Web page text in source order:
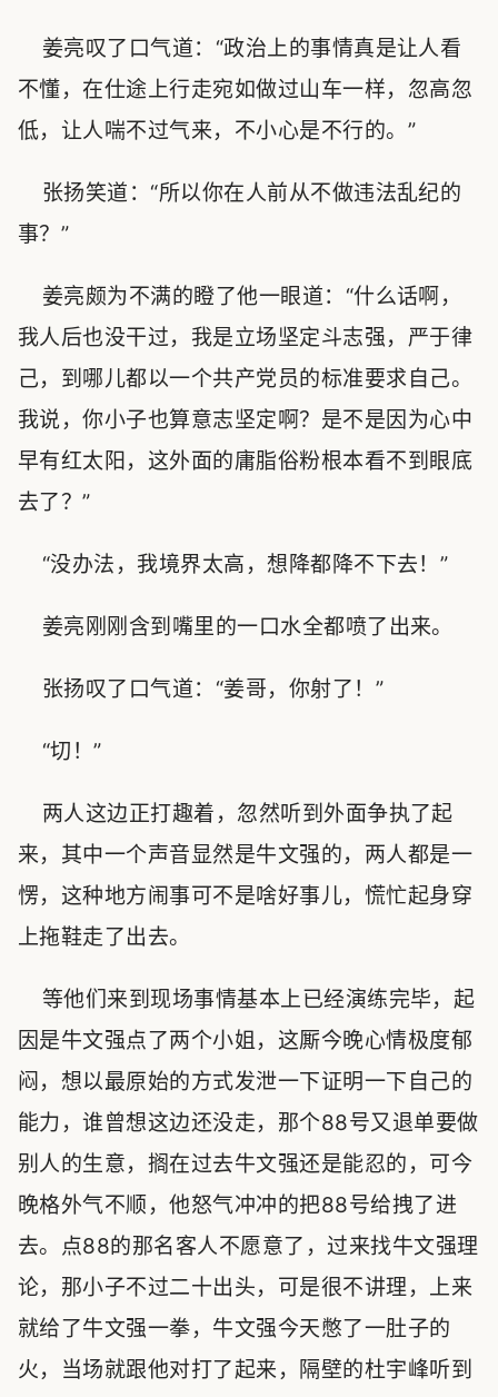
姜亮叹了口气道：“政治上的事情真是让人看
不懂，在仕途上行走宛如做过山车一样，忽高忽
低，让人喘不过气来，不小心是不行的。”
张扬笑道：“所以你在人前从不做违法乱纪的
事？”
姜亮颇为不满的瞪了他一眼道：“什么话啊，
我人后也没干过，我是立场坚定斗志强，严于律
己，到哪儿都以一个共产党员的标准要求自己。
我说，你小子也算意志坚定啊？是不是因为心中
早有红太阳，这外面的庸脂俗粉根本看不到眼底
去了？”
“没办法，我境界太高，想降都降不下去！”
姜亮刚刚含到嘴里的一口水全都喷了出来。
张扬叹了口气道：“姜哥，你射了！”
“切！”
两人这边正打趣着，忽然听到外面争执了起
来，其中一个声音显然是牛文强的，两人都是一
愣，这种地方闹事可不是啥好事儿，慌忙起身穿
上拖鞋走了出去。
等他们来到现场事情基本上已经演练完毕，起
因是牛文强点了两个小姐，这厮今晚心情极度郁
闷，想以最原始的方式发泄一下证明一下自己的
能力，谁曾想这边还没走，那个88号又退单要做
别人的生意，搁在过去牛文强还是能忍的，可今
晚格外气不顺，他怒气冲冲的把88号给拽了进
去。点88的那名客人不愿意了，过来找牛文强理
论，那小子不过二十出头，可是很不讲理，上来
就给了牛文强一拳，牛文强今天憋了一肚子的
火，当场就跟他对打了起来，隔壁的杜宇峰听到